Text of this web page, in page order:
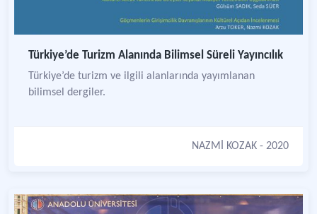
Türkiye’de Turizm Alanında Bilimsel Süreli Yayıncılık
Türkiye’de turizm ve ilgili alanlarında yayımlanan
bilimsel dergiler.
NAZMİ KOZAK - 2020